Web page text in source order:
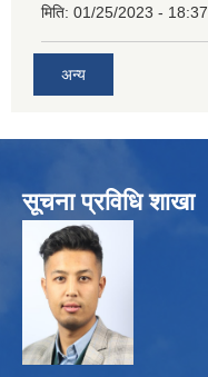
मिति: 01/25/2023 - 18:37
अन्य
सूचना प्रविधि शाखा